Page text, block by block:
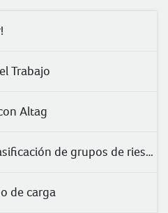
Trabajo
Altag
Seminario Nueva clasificación de grupos de riesgo para COVID-19 en trabajadores
de carga